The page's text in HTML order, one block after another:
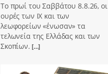
Το πρωί του Σαββάτου 8.8.26, οι
ουρές των ΙΧ και των
λεωφορείων «ένωσαν» τα
τελωνεία της Ελλάδας και των
Σκοπίων. […]